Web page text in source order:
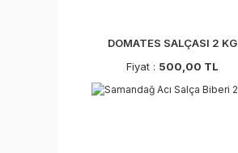
DOMATES SALÇASI 2 KG
Fiyat : 500,00 TL